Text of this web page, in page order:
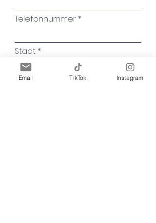
Telefonnummer
Stadt
Name des Kunstwerkes
Email TikTok Instagram